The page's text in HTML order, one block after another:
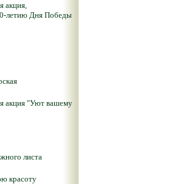
акция,
летию Дня Победы
акция "Уют вашему
листа
красоту